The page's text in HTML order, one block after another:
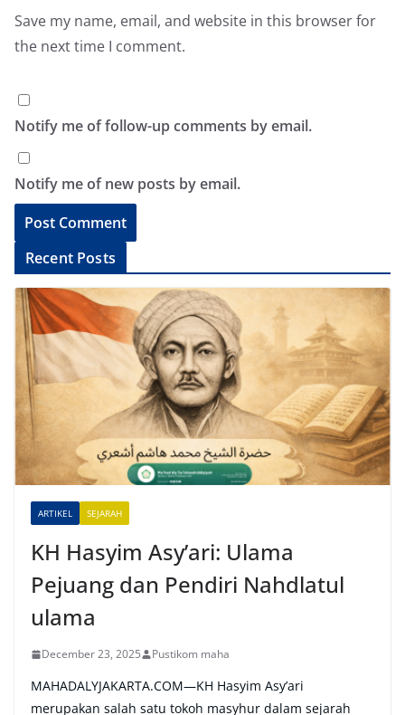
Save my name, email, and website in this browser for
the next time I comment.
Notify me of follow-up comments by email.
Notify me of new posts by email.
l
a
t
i
v
Recent Posts
ARTIKEL SEJARAH
KH Hasyim Asy’ari: Ulama
Pejuang dan Pendiri Nahdlatul
ulama
December 23, 2025 Pustikom maha
MAHADALYJAKARTA.COM—KH Hasyim Asy’ari
merupakan salah satu tokoh masyhur dalam sejarah